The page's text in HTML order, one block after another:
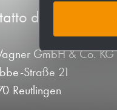
dati
GmbH & Co. KG
Straße 21
Reutlingen